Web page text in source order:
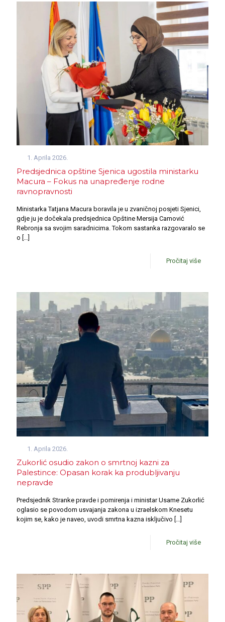
1. Aprila 2026.
Predsjednica opštine Sjenica ugostila ministarku
Macura – Fokus na unapređenje rodne
ravnopravnosti
Ministarka Tatjana Macura boravila je u zvaničnoj posjeti Sjenici,
gdje ju je dočekala predsjednica Opštine Mersija Camović
Rebronja sa svojim saradnicima. Tokom sastanka razgovaralo se
o […]
Pročitaj više
1. Aprila 2026.
Zukorlić osudio zakon o smrtnoj kazni za
Palestince: Opasan korak ka produbljivanju
nepravde
Predsjednik Stranke pravde i pomirenja i ministar Usame Zukorlić
oglasio se povodom usvajanja zakona u izraelskom Knesetu
kojim se, kako je naveo, uvodi smrtna kazna isključivo […]
Pročitaj više